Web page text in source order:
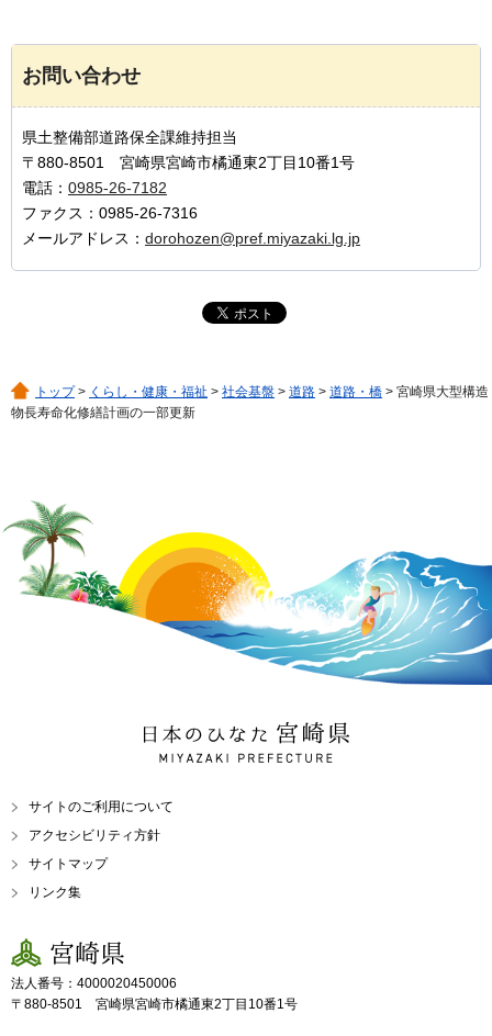
お問い合わせ
県土整備部道路保全課維持担当
〒880-8501 宮崎県宮崎市橘通東2丁目10番1号
電話： 0985-26-7182
ファクス：0985-26-7316
メールアドレス： dorohozen@pref.miyazaki.lg.jp
トップ> くらし・健康・福祉 > 社会基盤 > 道路 > 道路・橋 > 宮崎県大型構造
物長寿命化修繕計画の一部更新
日本のひなた 宮崎県
MIYAZAKI PREFECTURE
サイトのご利用について
アクセシビリティ方針
サイトマップ
リンク集
宮崎県
法人番号：4000020450006
〒880-8501 宮崎県宮崎市橘通東2丁目10番1号